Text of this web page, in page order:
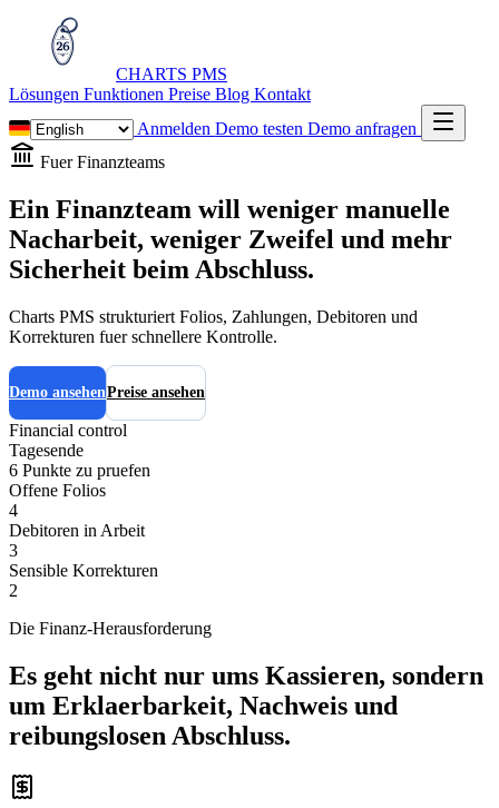
CHARTS PMS
Lösungen Funktionen Preise Blog Kontakt
AnmeldenDemo testenDemo anfragen
Fuer Finanzteams
Ein Finanzteam will weniger manuelle
Nacharbeit, weniger Zweifel und mehr
Sicherheit beim Abschluss.
Charts PMS strukturiert Folios, Zahlungen, Debitoren und
Korrekturen fuer schnellere Kontrolle.
Demo ansehenPreise ansehen
Financial control
Tagesende
6 Punkte zu pruefen
Offene Folios
4
Debitoren in Arbeit
3
Sensible Korrekturen
2
Die Finanz-Herausforderung
Es geht nicht nur ums Kassieren, sondern
um Erklaerbarkeit, Nachweis und
reibungslosen Abschluss.